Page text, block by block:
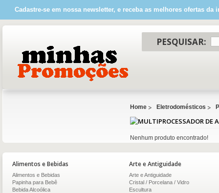
Cadastre-se em nossa newsletter, e receba as melhores ofertas da
PESQUISAR:
Home Eletrodomésticos
Nenhum produto encontrado!
Alimentos e Bebidas
Alimentos e Bebidas
Papinha para Bebê
Bebida Alcoólica
Arte e Antiguidade
Arte e Antiguidade
Cristal / Porcelana / Vidro
Escultura